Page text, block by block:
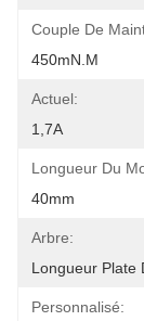
Couple De
450mN.m
Actuel:
1,7A
Longueur Du
40mm
Arbre:
Longueur Plate
Personnalisé: